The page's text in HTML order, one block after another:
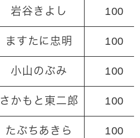
岩谷きよし 100
ますたに忠明 100
小山のぶみ 100
さかもと東二郎 100
たぶちあきら 100